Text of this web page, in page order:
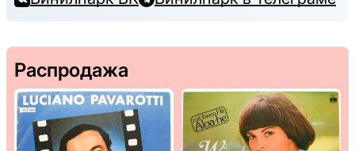
Распродажа